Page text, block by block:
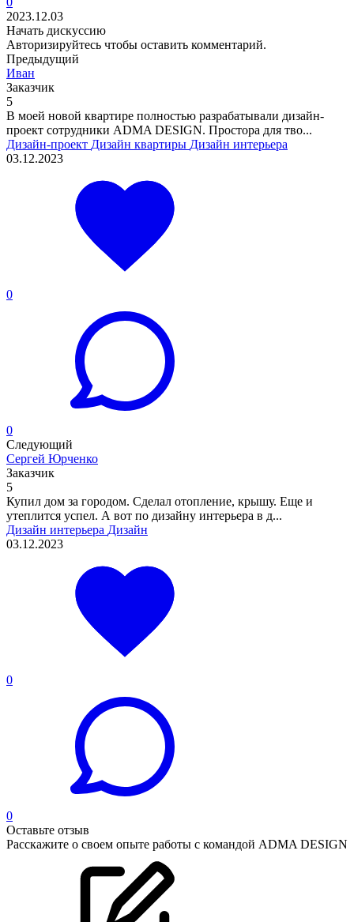
2023.12.03
Начать дискуссию
Авторизируйтесь чтобы оставить комментарий.
Предыдущий
Иван
Заказчик
5
В моей новой квартире полностью разрабатывали дизайн-
проект сотрудники ADMA DESIGN. Простора для тво...
Дизайн-проект Дизайн квартиры Дизайн интерьера
03.12.2023
0
0
Следующий
Сергей Юрченко
Заказчик
5
Купил дом за городом. Сделал отопление, крышу. Еще и
утеплится успел. А вот по дизайну интерьера в д...
Дизайн интерьера Дизайн
03.12.2023
0
0
Оставьте отзыв
Расскажите о своем опыте работы с командой ADMA DESIGN